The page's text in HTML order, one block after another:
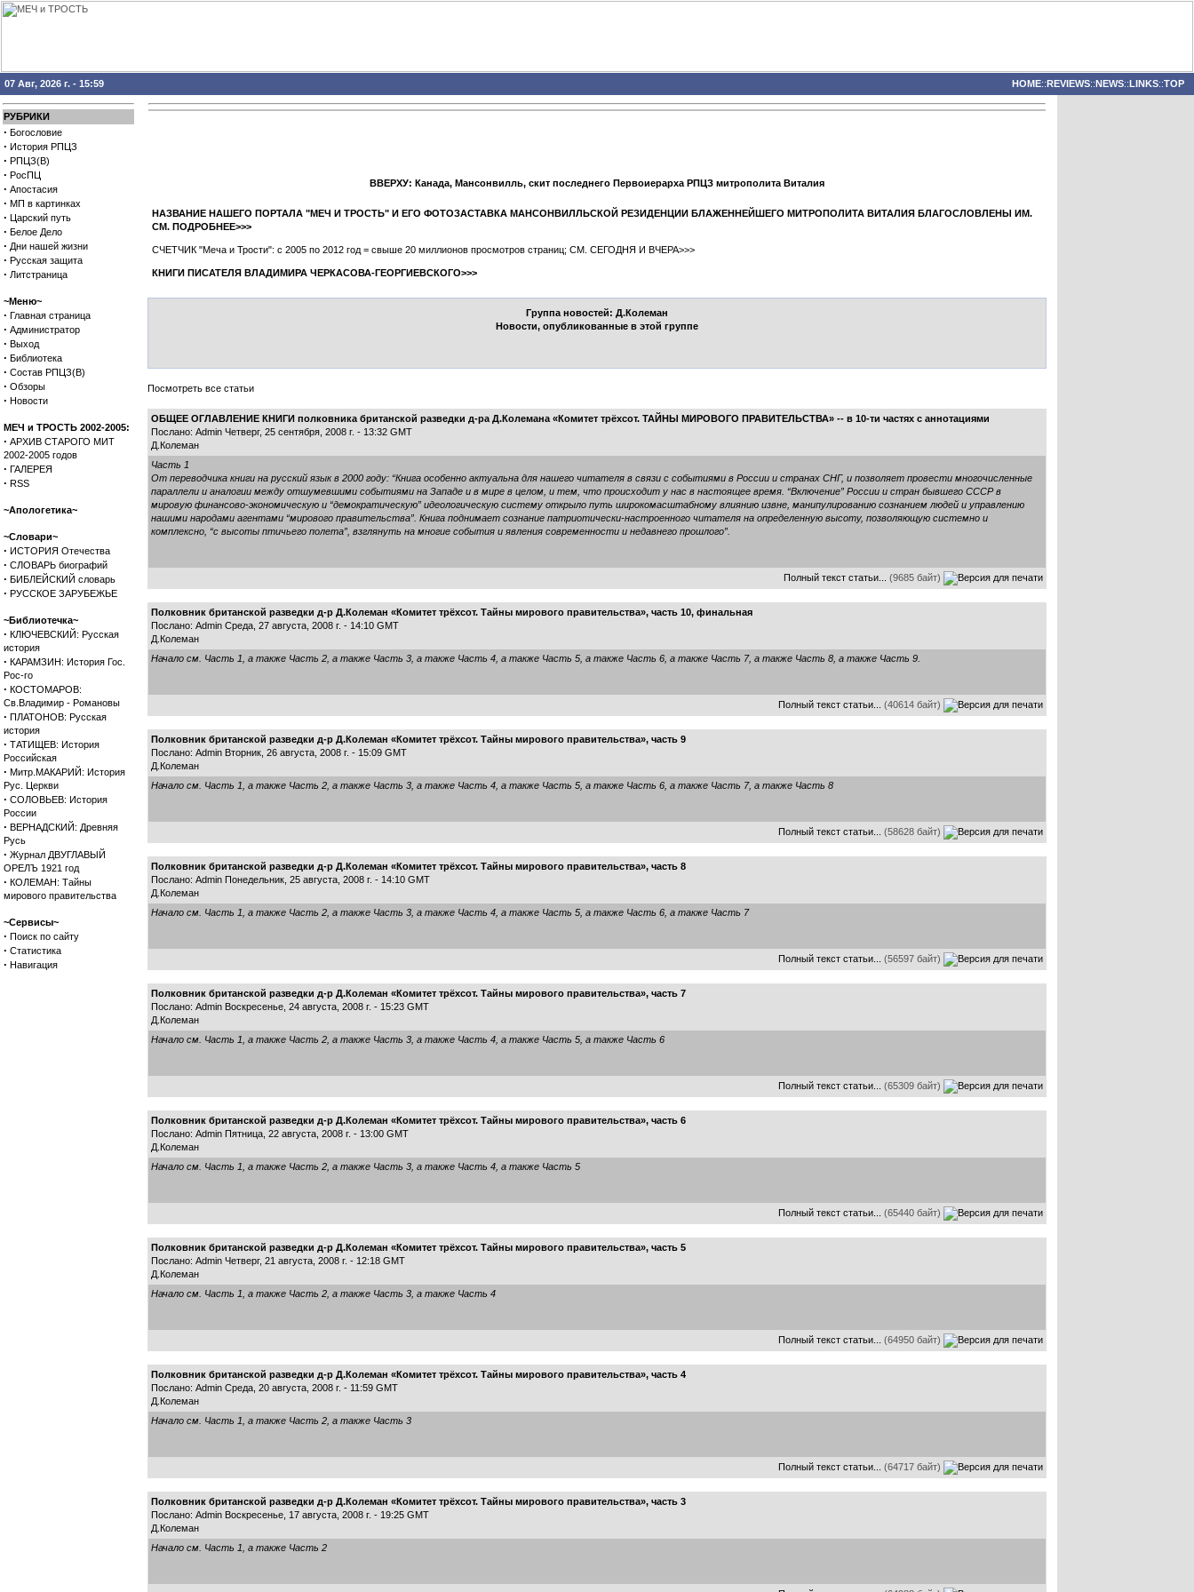
07 Авг, 2026 г. - 15:59 HOME::REVIEWS::NEWS::LINKS::TOP
РУБРИКИ
· Богословие
· История РПЦЗ
· РПЦЗ(В)
· РосПЦ
· Апостасия
· МП в картинках
· Царский путь
· Белое Дело
· Дни нашей жизни
· Русская защита
· Литстраница
~Меню~
· Главная страница
· Администратор
· Выход
· Библиотека
· Состав РПЦЗ(В)
· Обзоры
· Новости
МЕЧ и ТРОСТЬ 2002-2005:
· АРХИВ СТАРОГО МИТ
2002-2005 годов
· ГАЛЕРЕЯ
· RSS
~Апологетика~
~Словари~
· ИСТОРИЯ Отечества
· СЛОВАРЬ биографий
· БИБЛЕЙСКИЙ словарь
· РУССКОЕ ЗАРУБЕЖЬЕ
~Библиотечка~
· КЛЮЧЕВСКИЙ: Русская
история
· КАРАМЗИН: История Гос.
Рос-го
· КОСТОМАРОВ:
Св.Владимир - Романовы
· ПЛАТОНОВ: Русская
история
· ТАТИЩЕВ: История
Российская
· Митр.МАКАРИЙ: История
Рус. Церкви
· СОЛОВЬЕВ: История
России
· ВЕРНАДСКИЙ: Древняя
Русь
· Журнал ДВУГЛАВЫЙ
ОРЕЛЪ 1921 год
· КОЛЕМАН: Тайны
мирового правительства
~Сервисы~
· Поиск по сайту
· Статистика
· Навигация
ВВЕРХУ: Канада, Мансонвилль, скит последнего Первоиерарха РПЦЗ митрополита Виталия
НАЗВАНИЕ НАШЕГО ПОРТАЛА "МЕЧ И ТРОСТЬ" И ЕГО ФОТОЗАСТАВКА МАНСОНВИЛЛЬСКОЙ РЕЗИДЕНЦИИ БЛАЖЕННЕЙШЕГО МИТРОПОЛИТА ВИТАЛИЯ БЛАГОСЛОВЛЕНЫ ИМ.
СМ. ПОДРОБНЕЕ>>>
СЧЕТЧИК "Меча и Трости": с 2005 по 2012 год = свыше 20 миллионов просмотров страниц; СМ. СЕГОДНЯ И ВЧЕРА>>>
КНИГИ ПИСАТЕЛЯ ВЛАДИМИРА ЧЕРКАСОВА-ГЕОРГИЕВСКОГО>>>
Группа новостей: Д.Колеман
Новости, опубликованные в этой группе
Посмотреть все статьи
ОБЩЕЕ ОГЛАВЛЕНИЕ КНИГИ полковника британской разведки д-ра Д.Колемана «Комитет трёхсот. ТАЙНЫ МИРОВОГО ПРАВИТЕЛЬСТВА» -- в 10-ти частях с аннотациями
Послано: Admin Четверг, 25 сентября, 2008 г. - 13:32 GMT
Д.Колеман
Часть 1
От переводчика книги на русский язык в 2000 году: “Книга особенно актуальна для нашего читателя в связи с событиями в России и странах СНГ, и позволяет провести многочисленные
параллели и аналогии между отшумевшими событиями на Западе и в мире в целом, и тем, что происходит у нас в настоящее время. “Включение” России и стран бывшего СССР в
мировую финансово-экономическую и “демократическую” идеологическую систему открыло путь широкомасштабному влиянию извне, манипулированию сознанием людей и управлению
нашими народами агентами “мирового правительства”. Книга поднимает сознание патриотически-настроенного читателя на определенную высоту, позволяющую системно и
комплексно, “с высоты птичьего полета”, взглянуть на многие события и явления современности и недавнего прошлого”.
Полный текст статьи... (9685 байт)
Полковник британской разведки д-р Д.Колеман «Комитет трёхсот. Тайны мирового правительства», часть 10, финальная
Послано: Admin Среда, 27 августа, 2008 г. - 14:10 GMT
Д.Колеман
Начало см. Часть 1 , а также Часть 2 , а также Часть 3 , а также Часть 4 , а также Часть 5 , а также Часть 6 , а также Часть 7, а также Часть 8 , а также Часть 9
Полный текст статьи... (40614 байт)
Полковник британской разведки д-р Д.Колеман «Комитет трёхсот. Тайны мирового правительства», часть 9
Послано: Admin Вторник, 26 августа, 2008 г. - 15:09 GMT
Д.Колеман
Начало см. Часть 1 , а также Часть 2 , а также Часть 3 , а также Часть 4 , а также Часть 5 , а также Часть 6 , а также Часть 7, а также Часть 8
Полный текст статьи... (58628 байт)
Полковник британской разведки д-р Д.Колеман «Комитет трёхсот. Тайны мирового правительства», часть 8
Послано: Admin Понедельник, 25 августа, 2008 г. - 14:10 GMT
Д.Колеман
Начало см. Часть 1 , а также Часть 2 , а также Часть 3 , а также Часть 4 , а также Часть 5 , а также Часть 6 , а также Часть 7
Полный текст статьи... (56597 байт)
Полковник британской разведки д-р Д.Колеман «Комитет трёхсот. Тайны мирового правительства», часть 7
Послано: Admin Воскресенье, 24 августа, 2008 г. - 15:23 GMT
Д.Колеман
Начало см. Часть 1 , а также Часть 2 , а также Часть 3 , а также Часть 4 , а также Часть 5 , а также Часть 6
Полный текст статьи... (65309 байт)
Полковник британской разведки д-р Д.Колеман «Комитет трёхсот. Тайны мирового правительства», часть 6
Послано: Admin Пятница, 22 августа, 2008 г. - 13:00 GMT
Д.Колеман
Начало см. Часть 1 , а также Часть 2 , а также Часть 3 , а также Часть 4 , а также Часть 5
Полный текст статьи... (65440 байт)
Полковник британской разведки д-р Д.Колеман «Комитет трёхсот. Тайны мирового правительства», часть 5
Послано: Admin Четверг, 21 августа, 2008 г. - 12:18 GMT
Д.Колеман
Начало см. Часть 1 , а также Часть 2 , а также Часть 3 , а также Часть 4
Полный текст статьи... (64950 байт)
Полковник британской разведки д-р Д.Колеман «Комитет трёхсот. Тайны мирового правительства», часть 4
Послано: Admin Среда, 20 августа, 2008 г. - 11:59 GMT
Д.Колеман
Начало см. Часть 1 , а также Часть 2 , а также Часть 3
Полный текст статьи... (64717 байт)
Полковник британской разведки д-р Д.Колеман «Комитет трёхсот. Тайны мирового правительства», часть 3
Послано: Admin Воскресенье, 17 августа, 2008 г. - 19:25 GMT
Д.Колеман
Начало см. Часть 1 , а также Часть 2